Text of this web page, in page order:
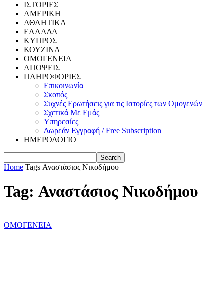
ΙΣΤΟΡΙΕΣ
ΑΜΕΡΙΚΗ
ΑΘΛΗΤΙΚΑ
ΕΛΛΑΔΑ
ΚΥΠΡΟΣ
ΚΟΥΖΙΝΑ
ΟΜΟΓΕΝΕΙΑ
ΑΠΟΨΕΙΣ
ΠΛΗΡΟΦΟΡΙΕΣ
Επικοινωνία
Σκοπός
Συχνές Ερωτήσεις για τις Ιστορίες των Ομογενών
Σχετικά Με Εμάς
Υπηρεσίες
Δωρεάν Εγγραφή / Free Subscription
ΗΜΕΡΟΛΟΓΙΟ
Home Tags Αναστάσιος Νικοδήμου
Tag: Αναστάσιος Νικοδήμου
ΟΜΟΓΕΝΕΙΑ